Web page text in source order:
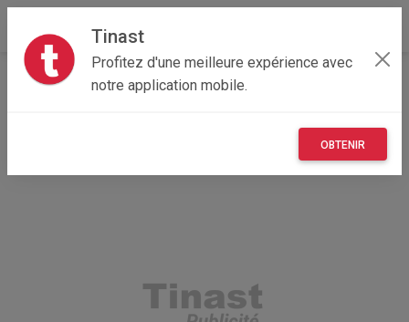
Tinast
Profitez d'une meilleure expérience avec
notre application mobile.
OBTENIR
Accueil Recherche Immobilier